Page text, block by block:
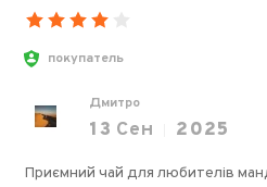
покупатель
Дмитро
13 Сен 2025
Приємний чай для любителів